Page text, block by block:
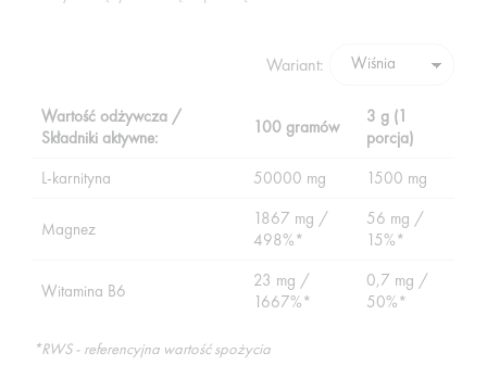
Wariant:
Wartość odżywcza /
Składniki aktywne:
100 gramów
3 g (1
porcja)
L-karnityna
50000 mg 1500 mg
Magnez
1867 mg /
498%*
56 mg /
15%*
Witamina B6
23 mg /
1667%*
0,7 mg /
50%*
*RWS - referencyjna wartość spożycia